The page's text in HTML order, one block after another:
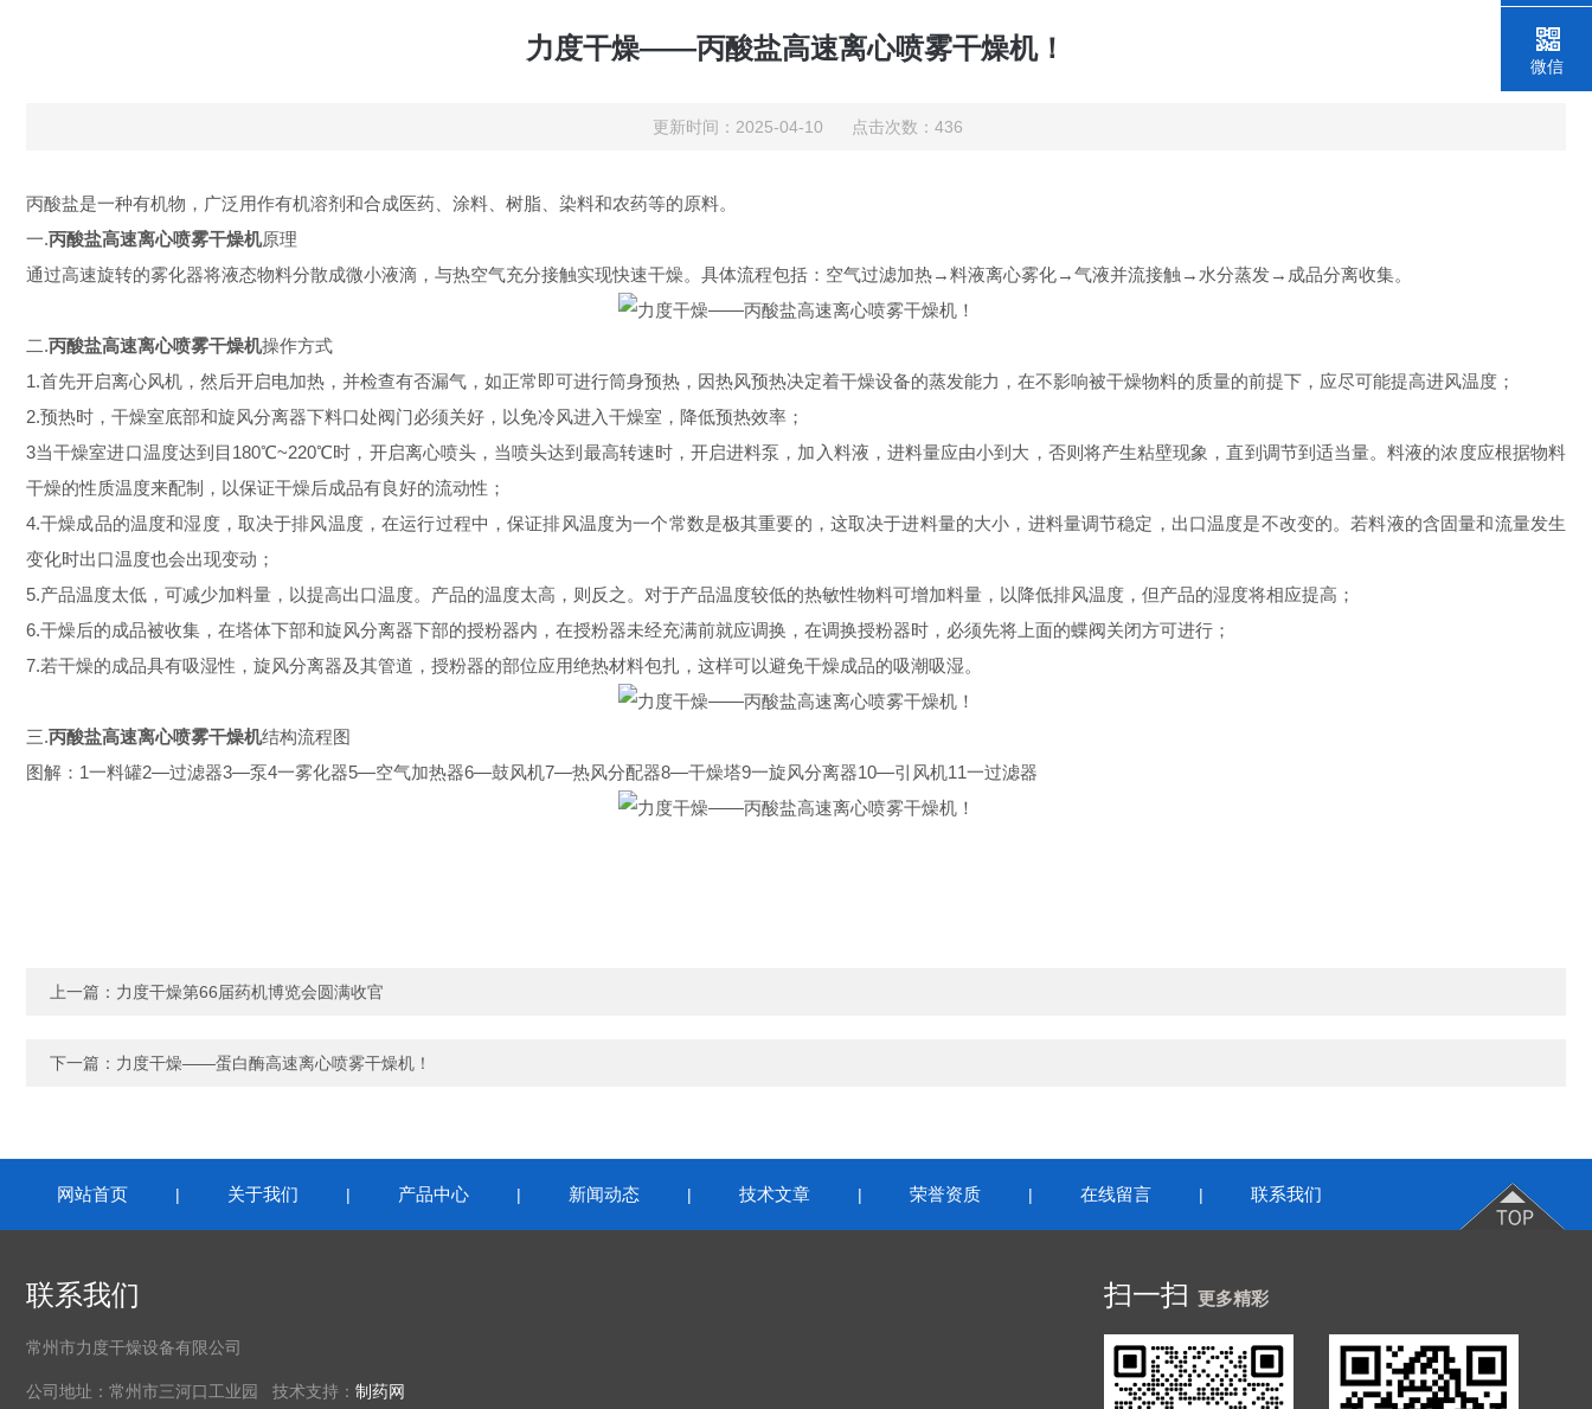
力度干燥——丙酸盐高速离心喷雾干燥机！
更新时间：2025-04-10 点击次数：436
丙酸盐是一种有机物，广泛用作有机溶剂和合成医药、涂料、树脂、染料和农药等的原料。
一.丙酸盐高速离心喷雾干燥机原理
通过高速旋转的雾化器将液态物料分散成微小液滴，与热空气充分接触实现快速干燥。具体流程包括：空气过滤加热→料液离心雾化→气液并流接触→水分蒸发→成品分离收集。
二.丙酸盐高速离心喷雾干燥机操作方式
1.首先开启离心风机，然后开启电加热，并检查有否漏气，如正常即可进行筒身预热，因热风预热决定着干燥设备的蒸发能力，在不影响被干燥物料的质量的前提下，应尽可能提高进风温度；
2.预热时，干燥室底部和旋风分离器下料口处阀门必须关好，以免冷风进入干燥室，降低预热效率；
3当干燥室进口温度达到目180℃~220℃时，开启离心喷头，当喷头达到最高转速时，开启进料泵，加入料液，进料量应由小到大，否则将产生粘壁现象，直到调节到适当量。料液的浓度应根据物料
干燥的性质温度来配制，以保证干燥后成品有良好的流动性；
4.干燥成品的温度和湿度，取决于排风温度，在运行过程中，保证排风温度为一个常数是极其重要的，这取决于进料量的大小，进料量调节稳定，出口温度是不改变的。若料液的含固量和流量发生
变化时出口温度也会出现变动；
5.产品温度太低，可减少加料量，以提高出口温度。产品的温度太高，则反之。对于产品温度较低的热敏性物料可增加料量，以降低排风温度，但产品的湿度将相应提高；
6.干燥后的成品被收集，在塔体下部和旋风分离器下部的授粉器内，在授粉器未经充满前就应调换，在调换授粉器时，必须先将上面的蝶阀关闭方可进行；
7.若干燥的成品具有吸湿性，旋风分离器及其管道，授粉器的部位应用绝热材料包扎，这样可以避免干燥成品的吸潮吸湿。
三.丙酸盐高速离心喷雾干燥机结构流程图
图解：1一料罐2—过滤器3—泵4一雾化器5—空气加热器6—鼓风机7—热风分配器8—干燥塔9一旋风分离器10—引风机11一过滤器
上一篇： 力度干燥第66届药机博览会圆满收官
下一篇： 力度干燥——蛋白酶高速离心喷雾干燥机！
网站首页 | 关于我们 | 产品中心 | 新闻动态 | 技术文章 | 荣誉资质 | 在线留言 | 联系我们
联系我们
常州市力度干燥设备有限公司
公司地址：常州市三河口工业园 技术支持： 制药网
扫一扫 更多精彩
微信